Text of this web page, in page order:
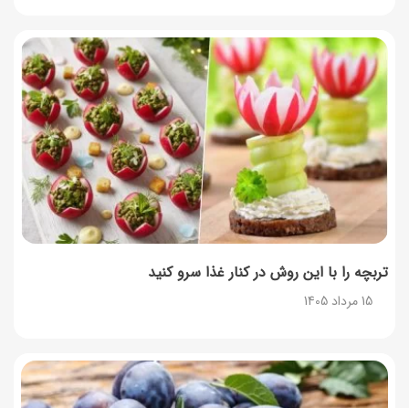
تربچه را با این روش در کنار غذا سرو کنید
15 مرداد 1405